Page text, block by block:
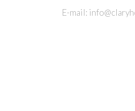
E-mail: